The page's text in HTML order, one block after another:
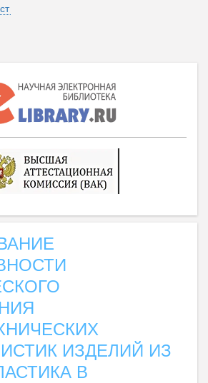
ИЗДЕЛИЙ ИЗ
В